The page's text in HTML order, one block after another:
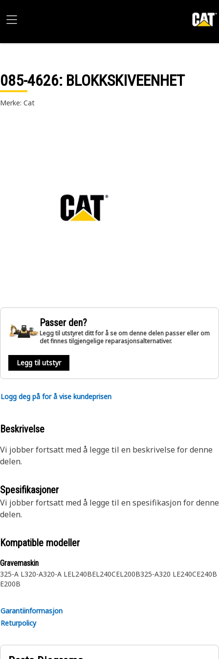
085-4626: BLOKKSKIVEENHET
Merke: Cat
Passer den?
Legg til utstyret ditt for å se om denne delen passer eller om
det finnes tilgjengelige reparasjonsalternativer.
Legg til utstyr
Logg deg på for å vise kundeprisen
Beskrivelse
Vi jobber fortsatt med å legge til en beskrivelse for denne
delen.
Spesifikasjoner
Vi jobber fortsatt med å legge til en spesifikasjon for denne
delen.
Kompatible modeller
Gravemaskin
325-A L320-A320-A LEL240BEL240CEL200B325-A320 LE240CE240B
E200B
Garantiinformasjon
Returpolicy